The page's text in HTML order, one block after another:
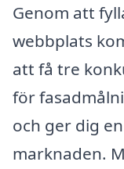
Genom att
webbplats
att få tre
för
och ger dig
marknaden.